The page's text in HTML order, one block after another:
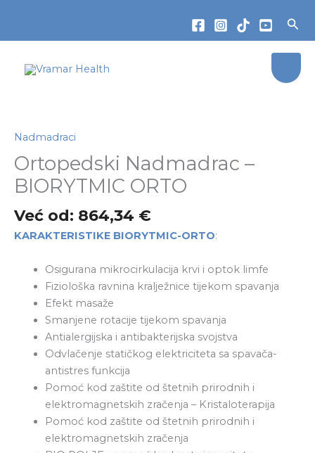
content
Nadmadraci
Ortopedski Nadmadrac –
BIORYTMIC ORTO
Već od: 864,34 €
KARAKTERISTIKE BIORYTMIC-ORTO:
Osigurana mikrocirkulacija krvi i optok limfe
Fiziološka ravnina kralježnice tijekom spavanja
Efekt masaže
Smanjene rotacije tijekom spavanja
Antialergijska i antibakterijska svojstva
Odvlačenje statičkog elektriciteta sa spavača-
antistres funkcija
Pomoć kod zaštite od štetnih prirodnih i
elektromagnetskih zračenja – Kristaloterapija
Pomoć kod zaštite od štetnih prirodnih i
elektromagnetskih zračenja
–
BIORYTMIC
ORTO
količina